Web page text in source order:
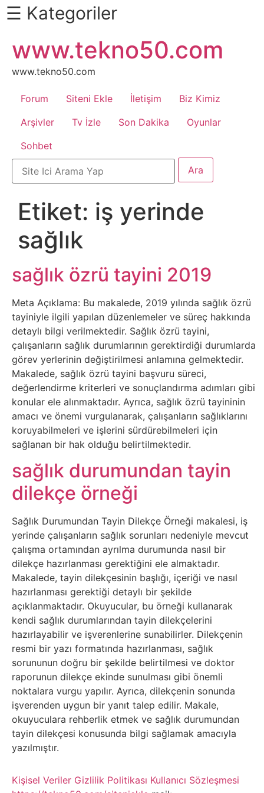
Daha
Fazlası
İçin
Kaydır
Android
Apk
Arabalar
Bankacılık
İşlemleri
Belgesel
Bilgi
Bilgisayar
Bilim
Bitcoin
Bitkiler
Film
Diğer
Sosyal
Medyalar
Din
Dokümanlar
Domain
Download
E-
Devlet
☰ Kategoriler
atla
www.tekno50.com
www.tekno50.com
Forum Siteni Ekle İletişim
Biz Kimiz
Arşivler
Tv İzle Son Dakika
Oyunlar
Sohbet
Etiket: iş yerinde
sağlık
sağlık özrü tayini 2019
Meta Açıklama: Bu makalede, 2019 yılında sağlık özrü
tayiniyle ilgili yapılan düzenlemeler ve süreç hakkında
detaylı bilgi verilmektedir. Sağlık özrü tayini,
çalışanların sağlık durumlarının gerektirdiği durumlarda
görev yerlerinin değiştirilmesi anlamına gelmektedir.
Makalede, sağlık özrü tayini başvuru süreci,
değerlendirme kriterleri ve sonuçlandırma adımları gibi
konular ele alınmaktadır. Ayrıca, sağlık özrü tayininin
amacı ve önemi vurgulanarak, çalışanların sağlıklarını
koruyabilmeleri ve işlerini sürdürebilmeleri için
sağlanan bir hak olduğu belirtilmektedir.
sağlık durumundan tayin
dilekçe örneği
Sağlık Durumundan Tayin Dilekçe Örneği makalesi, iş
yerinde çalışanların sağlık sorunları nedeniyle mevcut
çalışma ortamından ayrılma durumunda nasıl bir
dilekçe hazırlanması gerektiğini ele almaktadır.
Makalede, tayin dilekçesinin başlığı, içeriği ve nasıl
hazırlanması gerektiği detaylı bir şekilde
açıklanmaktadır. Okuyucular, bu örneği kullanarak
kendi sağlık durumlarından tayin dilekçelerini
hazırlayabilir ve işverenlerine sunabilirler. Dilekçenin
resmi bir yazı formatında hazırlanması, sağlık
sorununun doğru bir şekilde belirtilmesi ve doktor
raporunun dilekçe ekinde sunulması gibi önemli
noktalara vurgu yapılır. Ayrıca, dilekçenin sonunda
işverenden uygun bir yanıt talep edilir. Makale,
okuyuculara rehberlik etmek ve sağlık durumundan
tayin dilekçesi konusunda bilgi sağlamak amacıyla
yazılmıştır.
Kişisel Veriler Gizlilik Politikası Kullanıcı Sözleşmesi